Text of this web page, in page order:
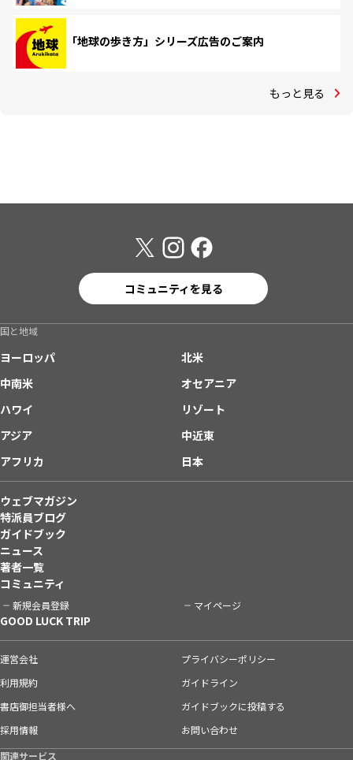
「地球の歩き方」シリーズ広告のご案内
もっと見る
コミュニティを見る
国と地域
ヨーロッパ
北米
中南米
オセアニア
ハワイ
リゾート
アジア
中近東
アフリカ
日本
ウェブマガジン
特派員ブログ
ガイドブック
ニュース
著者一覧
コミュニティ
新規会員登録 マイページ
GOOD LUCK TRIP
運営会社
プライバシーポリシー
利用規約
ガイドライン
書店御担当者様へ
ガイドブックに投稿する
採用情報
お問い合わせ
関連サービス